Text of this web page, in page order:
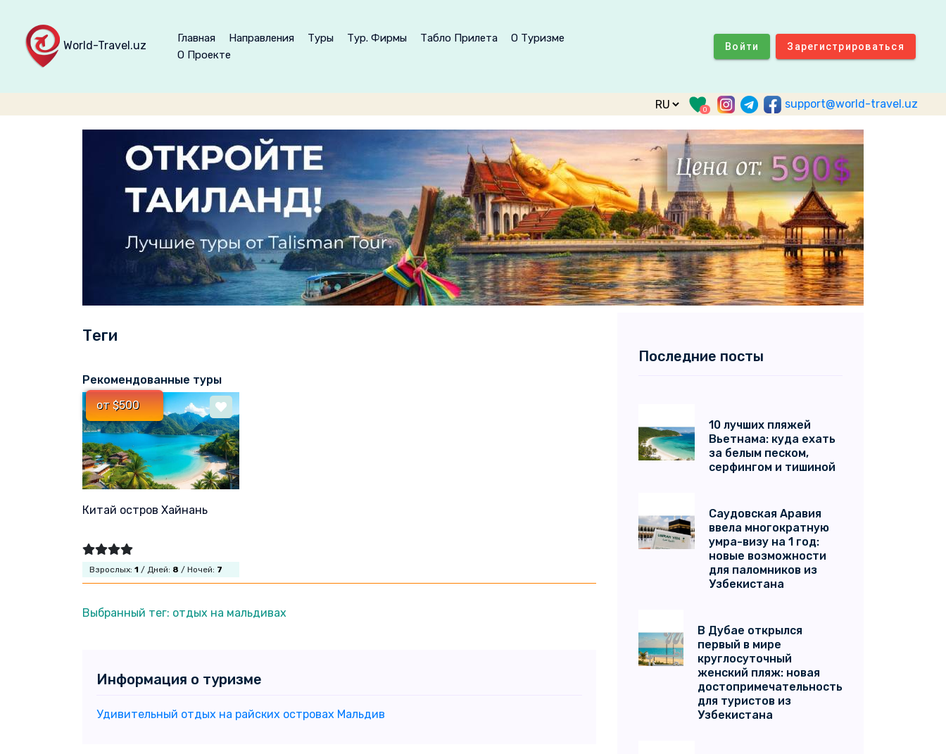
World-Travel.uz
Главная Направления Туры Тур. Фирмы Табло Прилета
О Туризме
О Проекте
Войти Зарегистрироваться
0 support@world-travel.uz
Теги
Рекомендованные туры
от $500
Китай остров Хайнань
Взрослых: 1 / Дней: 8 / Ночей: 7
Выбранный тег: отдых на мальдивах
Информация о туризме
Удивительный отдых на райских островах Мальдив
Последние посты
10 лучших пляжей
Вьетнама: куда ехать
за белым песком,
серфингом и тишиной
Саудовская Аравия
ввела многократную
умра-визу на 1 год:
новые возможности
для паломников из
Узбекистана
В Дубае открылся
первый в мире
круглосуточный
женский пляж: новая
достопримечательность
для туристов из
Узбекистана